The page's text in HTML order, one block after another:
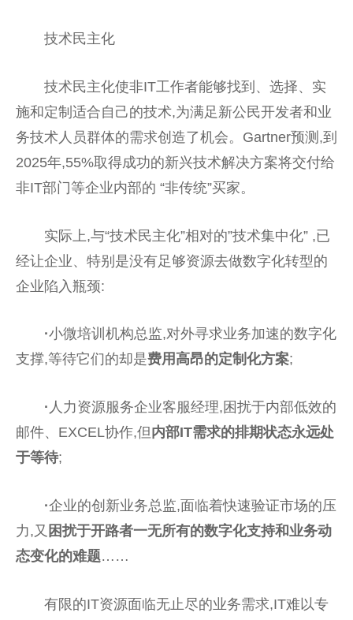
技术民主化
技术民主化使非IT工作者能够找到、选择、实
施和定制适合自己的技术,为满足新公民开发者和业
务技术人员群体的需求创造了机会。Gartner预测,到
2025年,55%取得成功的新兴技术解决方案将交付给
非IT部门等企业内部的 “非传统”买家。
实际上,与“技术民主化”相对的”技术集中化” ,已
经让企业、特别是没有足够资源去做数字化转型的
企业陷入瓶颈:
·小微培训机构总监,对外寻求业务加速的数字化
支撑,等待它们的却是费用高昂的定制化方案;
· 人力资源服务企业客服经理,困扰于内部低效的
邮件、EXCEL协作,但内部IT需求的排期状态永远处
于等待;
·企业的创新业务总监,面临着快速验证市场的压
力,又 困扰于开路者一无所有的数字化支持和业务动
态变化的难题……
有限的IT资源面临无止尽的业务需求,IT难以专